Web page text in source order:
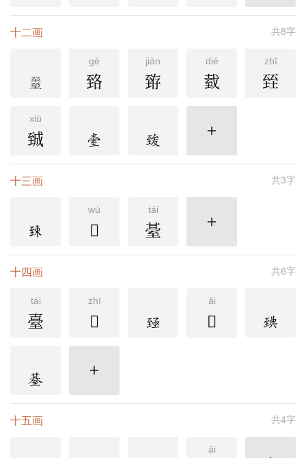
共8字
十二画
gé
臵
jiàn
臶
dié
臷
zhī
臸
xiū
臹 更多
共3字
十三画
wú
𦥁
tái
䑓 更多
共6字
十四画
tái
臺
zhī
𫇏
ǎi
𦥂
更多
共4字
十五画
ǎi